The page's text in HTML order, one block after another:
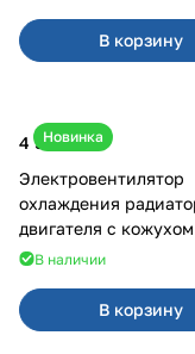
В корзину
Новинка
4 550 ₽
Электровентилятор
охлаждения
двигателя с
2194 н/о с
В наличии
В корзину